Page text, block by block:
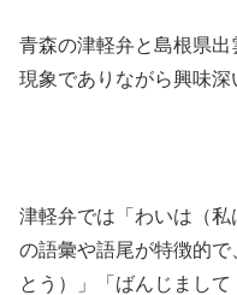
青森の津軽弁と島根県
現象でありながら興味深
津軽弁では「わいは（
の語彙や語尾が特徴的
とう）」「ばんじまし